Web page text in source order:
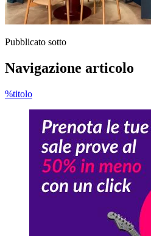
Pubblicato sotto
Navigazione articolo
%titolo